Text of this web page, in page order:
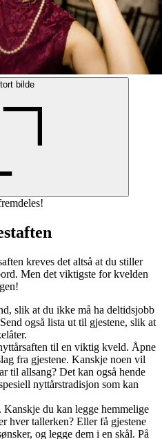
bilde
kreves det altså at du stiller
Men det viktigste for kvelden
slik at du ikke må ha deltidsjobb
også lista ut til gjestene, slik at
til en viktig kveld. Åpne
fra gjestene. Kanskje noen vil
til allsang? Det kan også hende
nyttårstradisjon som kan
Kanskje du kan legge hemmelige
hver tallerken? Eller få gjestene
og legge dem i en skål. På